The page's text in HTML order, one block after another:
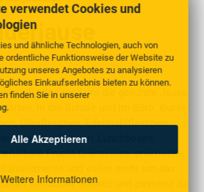
verwendet Cookies und
und ähnliche Technologien, auch von
ordentliche Funktionsweise der Website zu
unseres Angebotes zu analysieren
Einkaufserlebnis bieten zu können.
finden Sie in unserer
.
Alle Akzeptieren
Weitere Informationen
sich alles rund um die gesunde Jause
in der Schule und im Büro. Bunte
Glasflaschen, Edelstahlflaschen,
Lunchboxen,
Frucht Quetschies, praktische
und vieles mehr um das
von Jause einfach und passend zu